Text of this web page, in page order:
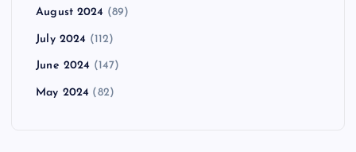
August 2024 (89)
July 2024 (112)
June 2024 (147)
May 2024 (82)